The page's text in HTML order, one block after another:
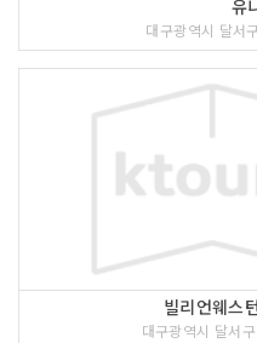
유
대구광역시 달서
빌리언웨스
대구광역시 달서